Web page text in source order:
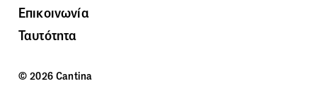
Επικοινωνία
Ταυτότητα
© 2026 Cantina